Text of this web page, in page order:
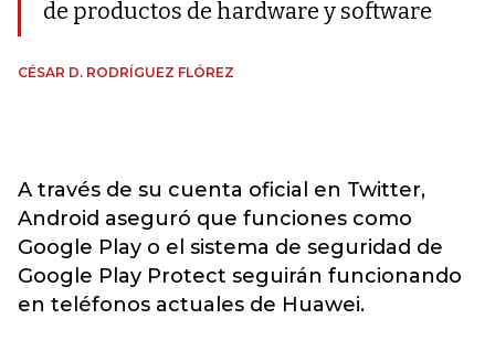
de productos de hardware y software
CÉSAR D. RODRÍGUEZ FLÓREZ
A través de su cuenta oficial en Twitter,
Android aseguró que funciones como
Google Play o el sistema de seguridad de
Google Play Protect seguirán funcionando
en teléfonos actuales de Huawei.